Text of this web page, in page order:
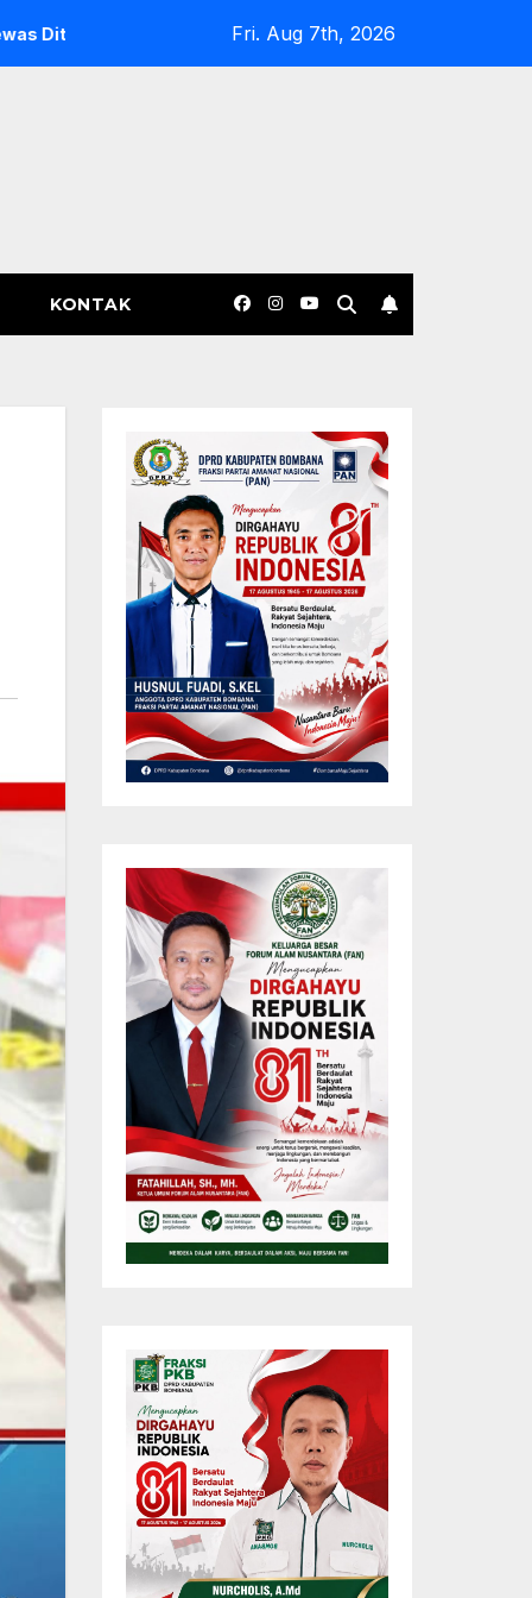
Polisi di Bone, Dugaan Rem Blong Didalami, Propam
Fri. Aug 7th, 2026
KONTAK